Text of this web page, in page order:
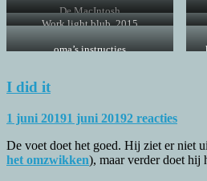
De MacIntosh
Work light blub, 2015
oma’s instructies
I did it
1 juni 20191 juni 20192 reacties
De voet doet het goed. Hij ziet er niet
het omzwikken), maar verder doet hij